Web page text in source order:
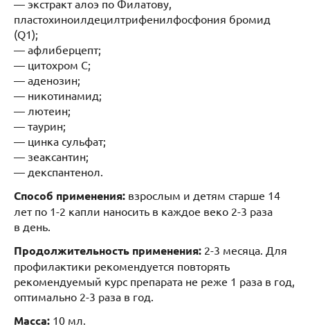
— экстракт алоэ по Филатову,
пластохиноилдецилтрифенилфосфония бромид
(Q1);
— афлиберцепт;
— цитохром С;
— аденозин;
— никотинамид;
— лютеин;
— таурин;
— цинка сульфат;
— зеаксантин;
— декспантенол.
Способ применения: взрослым и детям старше 14
лет по 1-2 капли наносить в каждое веко 2-3 раза
в день.
Продолжительность применения: 2-3 месяца. Для
профилактики рекомендуется повторять
рекомендуемый курс препарата не реже 1 раза в год,
оптимально 2-3 раза в год.
Масса: 10 мл.